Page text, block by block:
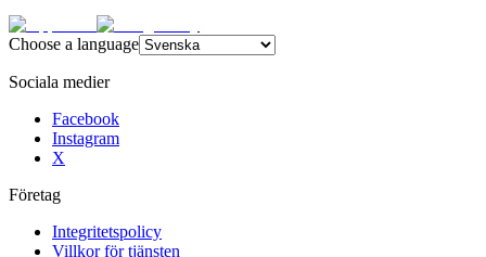
Choose a language
Sociala medier
Facebook
Instagram
X
Företag
Integritetspolicy
Villkor för tjänsten